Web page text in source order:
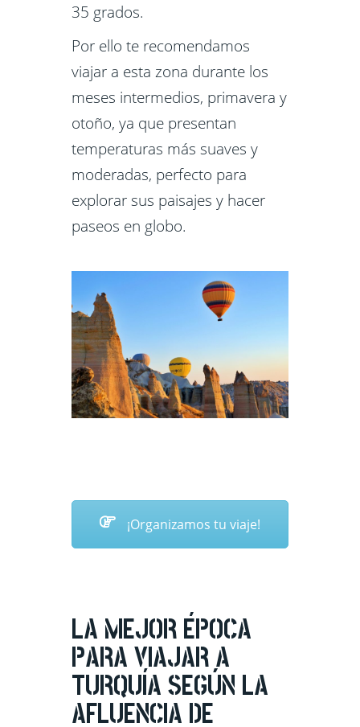
35 grados.
Por ello te recomendamos
viajar a esta zona durante los
meses intermedios, primavera y
otoño, ya que presentan
temperaturas más suaves y
moderadas, perfecto para
explorar sus paisajes y hacer
paseos en globo.
¡Organizamos tu viaje!
LA MEJOR ÉPOCA
PARA VIAJAR A
TURQUÍA SEGÚN LA
AFLUENCIA DE